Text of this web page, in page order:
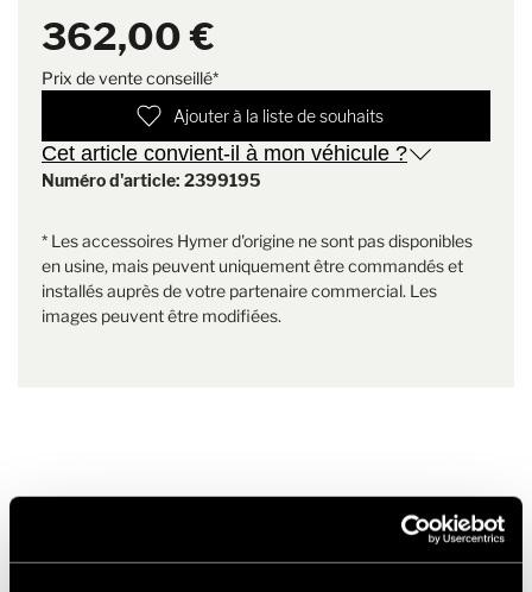
décor de mobilier de la dînette arrière ;
1.7 kg
362,00 €
Prix de vente conseillé*
Ajouter à la liste de souhaits
Cet article convient-il à mon véhicule ?
Numéro d'article: 2399195
* Les accessoires Hymer d'origine ne sont pas disponibles
en usine, mais peuvent uniquement être commandés et
installés auprès de votre partenaire commercial. Les
images peuvent être modifiées.